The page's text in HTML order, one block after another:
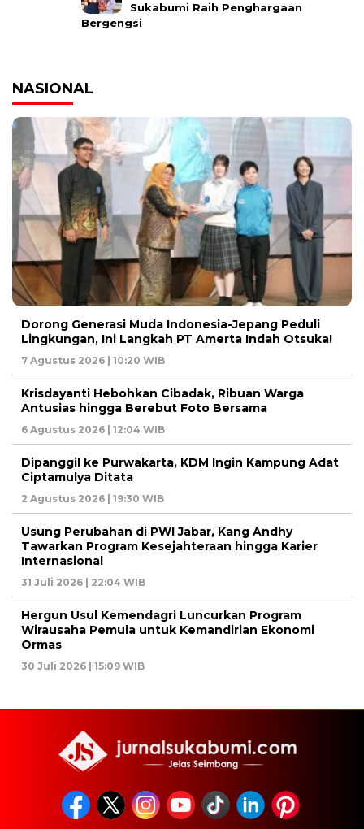
Sukabumi Raih Penghargaan
Bergengsi
NASIONAL
Dorong Generasi Muda Indonesia-Jepang Peduli
Lingkungan, Ini Langkah PT Amerta Indah Otsuka!
7 Agustus 2026 | 10:20 WIB
Krisdayanti Hebohkan Cibadak, Ribuan Warga
Antusias hingga Berebut Foto Bersama
6 Agustus 2026 | 12:04 WIB
Dipanggil ke Purwakarta, KDM Ingin Kampung Adat
Ciptamulya Ditata
2 Agustus 2026 | 19:30 WIB
Usung Perubahan di PWI Jabar, Kang Andhy
Tawarkan Program Kesejahteraan hingga Karier
Internasional
31 Juli 2026 | 22:04 WIB
Hergun Usul Kemendagri Luncurkan Program
Wirausaha Pemula untuk Kemandirian Ekonomi
Ormas
30 Juli 2026 | 15:09 WIB